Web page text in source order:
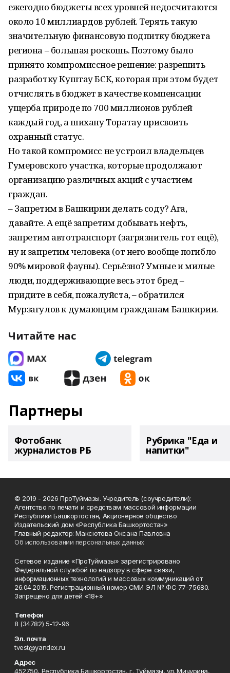
ежегодно бюджеты всех уровней недосчитаются
около 10 миллиардов рублей. Терять такую
значительную финансовую подпитку бюджета
региона – большая роскошь. Поэтому было
принято компромиссное решение: разрешить
разработку Куштау БСК, которая при этом будет
отчислять в бюджет в качестве компенсации
ущерба природе по 700 миллионов рублей
каждый год, а шихану Торатау присвоить
охранный статус.
Но такой компромисс не устроил владельцев
Гумеровского участка, которые продолжают
организацию различных акций с участием
граждан.
– Запретим в Башкирии делать соду? Ага,
давайте. А ещё запретим добывать нефть,
запретим автотранспорт (загрязнитель тот ещё),
ну и запретим человека (от него вообще погибло
90% мировой фауны). Серьёзно? Умные и милые
люди, поддерживающие весь этот бред –
придите в себя, пожалуйста, – обратился
Мурзагулов к думающим гражданам Башкирии.
Читайте нас
Партнеры
Фотобанк
журналистов РБ
Рубрика "Еда и
напитки"
© 2019 - 2026 ПроТуймазы. Учредитель (соучредители):
Агентство по печати и средствам массовой информации
Республики Башкортостан, Акционерное общество
Издательский дом «Республика Башкортостан»
Главный редактор: Максютова Оксана Павловна
Об использовании персональных данных
Сетевое издание «ПроТуймазы» зарегистрировано
Федеральной службой по надзору в сфере связи,
информационных технологий и массовых коммуникаций от
26.04.2019. Регистрационный номер СМИ ЭЛ № ФС 77-75680.
Запрещено для детей «18+»
Телефон
8 (34782) 5-12-96
Эл. почта
tvest@yandex.ru
Адрес
452750, Республика Башкортостан, г. Туймазы, ул. Мичурина,